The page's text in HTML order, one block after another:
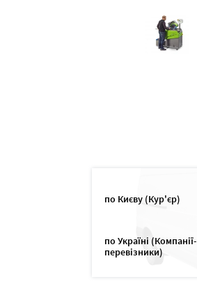
по Києву (Кур'єр)
по Україні (Компанії-
перевізники)